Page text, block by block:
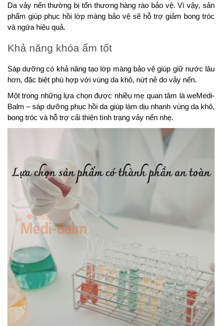
Da vảy nến thường bị tổn thương hàng rào bảo vệ. Vì vậy, sản
phẩm giúp phục hồi lớp màng bảo vệ sẽ hỗ trợ giảm bong tróc
và ngứa hiệu quả.
Khả năng khóa ẩm tốt
Sáp dưỡng có khả năng tạo lớp màng bảo vệ giúp giữ nước lâu
hơn, đặc biệt phù hợp với vùng da khô, nứt nẻ do vảy nến.
Một trong những lựa chọn được nhiều mẹ quan tâm là weMedi-
Balm – sáp dưỡng phục hồi da giúp làm dịu nhanh vùng da khô,
bong tróc và hỗ trợ cải thiện tình trạng vảy nến nhẹ.